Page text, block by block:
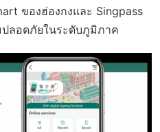
ของฮ่องกงและ Singpass
ลอดภัยในระดับภูมิภาค